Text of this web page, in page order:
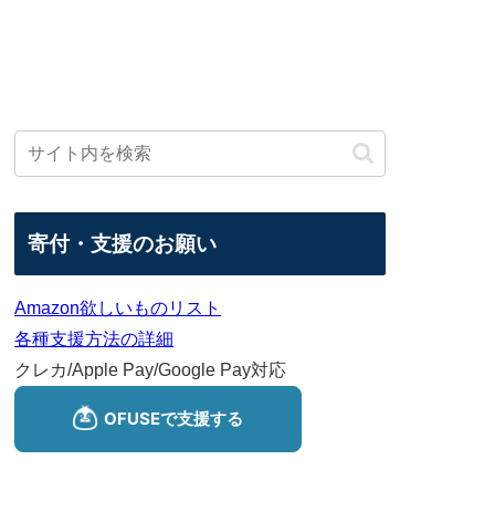
寄付・支援のお願い
Amazon欲しいものリスト
各種支援方法の詳細
クレカ/Apple Pay/Google Pay対応